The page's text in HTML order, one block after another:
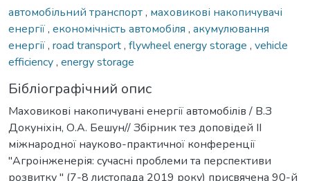
автомобільний транспорт, маховикові накопичувачі
енергії, економічність автомобіля , акумулювання
енергії, road transport, flywheel energy storage , vehicle
efficiency, energy storage
Бібліографічний опис
Маховикові накопичувані енергії автомобілів / В.З
Докуніхін, О.А. Бешун// Збірник тез доповідей ІІ
міжнародної науково-практичної конференції
"Агроінженерія: сучасні проблеми та перспективи
розвитку " (7-8 листопада 2019 року) присвячена 90-й